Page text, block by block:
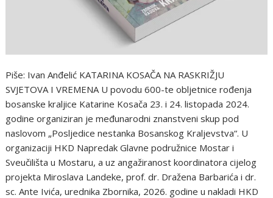
Piše: Ivan Anđelić KATARINA KOSAČA NA RASKRIŽJU
SVJETOVA I VREMENA U povodu 600-te obljetnice rođenja
bosanske kraljice Katarine Kosača 23. i 24. listopada 2024.
godine organiziran je međunarodni znanstveni skup pod
naslovom „Posljedice nestanka Bosanskog Kraljevstva“. U
organizaciji HKD Napredak Glavne podružnice Mostar i
Sveučilišta u Mostaru, a uz angažiranost koordinatora cijelog
projekta Miroslava Landeke, prof. dr. Dražena Barbarića i dr.
sc. Ante Ivića, urednika Zbornika, 2026. godine u nakladi HKD